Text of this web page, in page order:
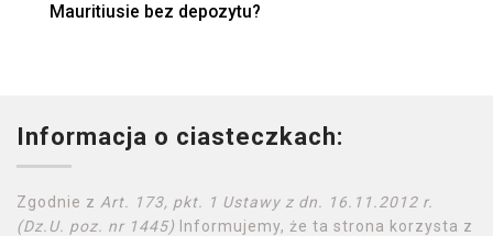
Mauritiusie bez depozytu?
Informacja o ciasteczkach:
Zgodnie z Art. 173, pkt. 1 Ustawy z dn. 16.11.2012 r.
(Dz.U. poz. nr 1445) Informujemy, że ta strona korzysta z